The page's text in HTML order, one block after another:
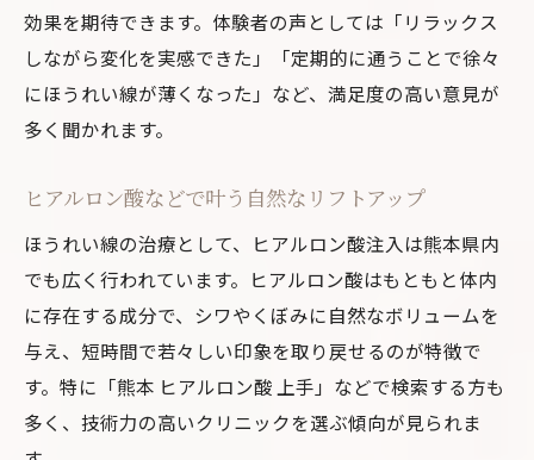
効果を期待できます。体験者の声としては「リラックス
しながら変化を実感できた」「定期的に通うことで徐々
にほうれい線が薄くなった」など、満足度の高い意見が
多く聞かれます。
ヒアルロン酸などで叶う自然なリフトアップ
ほうれい線の治療として、ヒアルロン酸注入は熊本県内
でも広く行われています。ヒアルロン酸はもともと体内
に存在する成分で、シワやくぼみに自然なボリュームを
与え、短時間で若々しい印象を取り戻せるのが特徴で
す。特に「熊本 ヒアルロン酸 上手」などで検索する方も
多く、技術力の高いクリニックを選ぶ傾向が見られま